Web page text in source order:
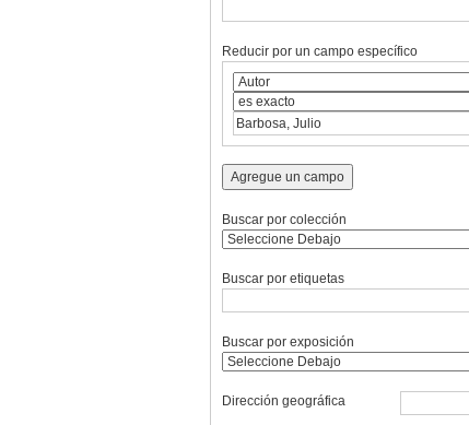
Reducir por un campo específico
Agregue un campo
Buscar por colección
Buscar por etiquetas
Buscar por exposición
Dirección geográfica